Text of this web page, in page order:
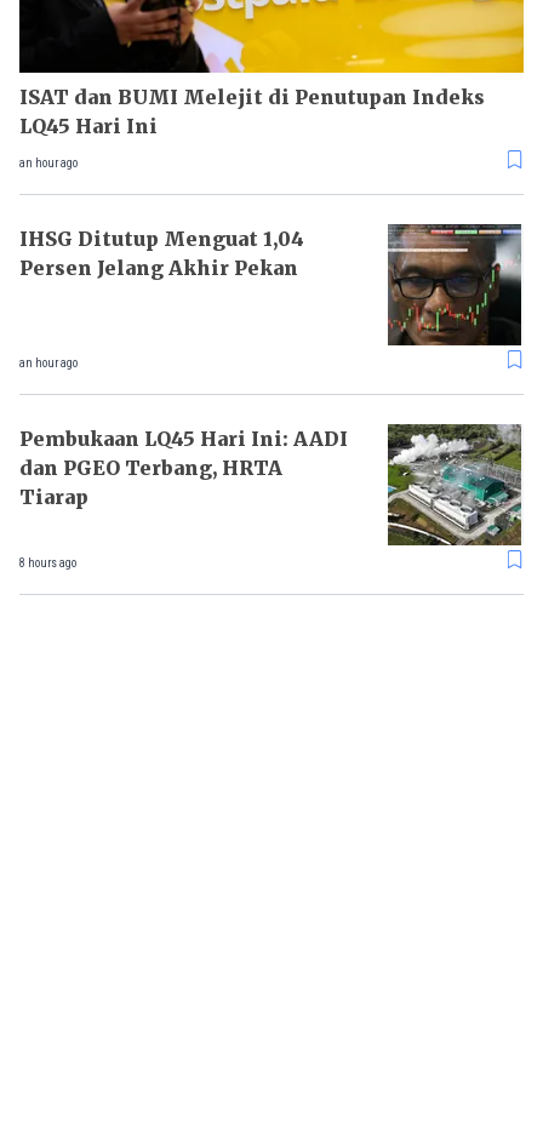
ISAT dan BUMI Melejit di Penutupan Indeks
LQ45 Hari Ini
an hour ago
IHSG Ditutup Menguat 1,04
Persen Jelang Akhir Pekan
an hour ago
Pembukaan LQ45 Hari Ini: AADI
dan PGEO Terbang, HRTA
Tiarap
8 hours ago